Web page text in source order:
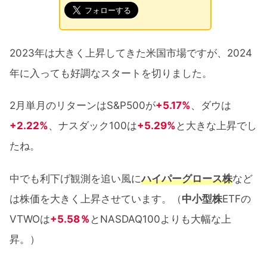
2023年は大きく上昇してきた米国市場ですが、2024
年に入っても好調なスタートを切りました。
2月単月のリターンはS&P500が+5.17%、ダウは
+2.22%、ナスダック100は+5.29% と大きな上昇でし
たね。
中でも利下げ観測を追い風にハイパーグロース株など
は株価を大きく上昇させています。（中小型株ETFの
VTWOは+5.58％ とNASDAQ100よりも大幅な上
昇。）